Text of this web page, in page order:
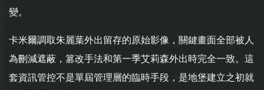
變。
卡米爾調取朱麗葉外出留存的原始影像，關鍵畫面全部被人
為刪減遮蔽，篡改手法和第一季艾莉森外出時完全一致。這
套資訊管控不是單屆管理層的臨時手段，是地堡建立之初就